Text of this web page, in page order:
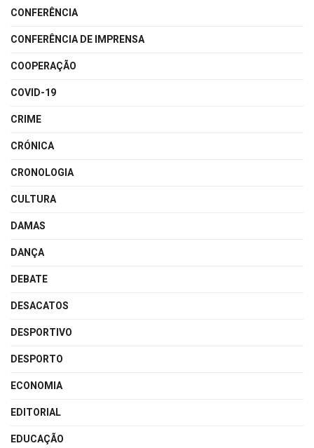
CONFERÊNCIA
CONFERÊNCIA DE IMPRENSA
COOPERAÇÃO
COVID-19
CRIME
CRÓNICA
CRONOLOGIA
CULTURA
DAMAS
DANÇA
DEBATE
DESACATOS
DESPORTIVO
DESPORTO
ECONOMIA
EDITORIAL
EDUCAÇÃO